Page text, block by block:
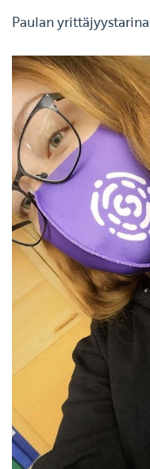
Paulan